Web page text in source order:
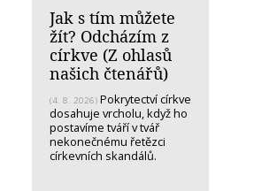
Jak s tím můžete
žít? Odcházím z
církve (Z ohlasů
našich čtenářů)
(4. 8. 2026) Pokrytectví církve
dosahuje vrcholu, když ho
postavíme tváří v tvář
nekonečnému řetězci
církevních skandálů.